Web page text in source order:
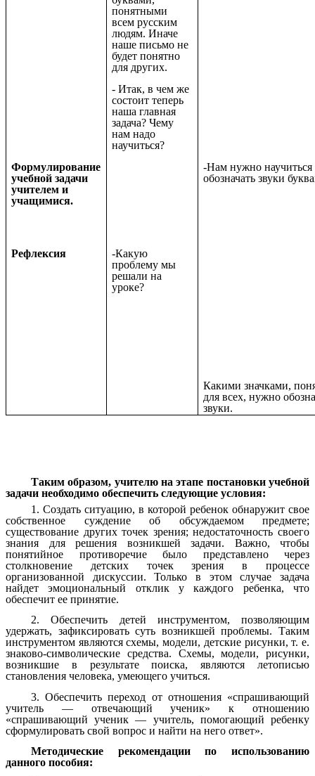
понятными
всем русским
людям. Иначе
наше письмо не
будет понятно
для других.
- Итак, в чем же
состоит теперь
наша главная
задача? Чему
нам надо
научиться?
Формулирование
учебной задачи
учителем и
учащимися.
-Нам нужно научиться
обозначать звуки
Рефлексия
-Какую
проблему мы
решали на
уроке?
Какими значками,
для всех, нужно
звуки.
Таким образом, учителю на этапе постановки учебной
задачи необходимо обеспечить следующие условия:
1. Создать ситуацию, в которой ребенок обнаружит свое
собственное суждение об обсуждаемом предмете;
существование других точек зрения; недостаточность своего
знания для решения возникшей задачи. Важно, чтобы
понятийное противоречие было представлено через
столкновение детских точек зрения в процессе
организованной дискуссии. Только в этом случае задача
найдет эмоциональный отклик у каждого ребенка, что
обеспечит ее принятие.
2. Обеспечить детей инструментом, позволяющим
удержать, зафиксировать суть возникшей проблемы. Таким
инструментом являются схемы, модели, детские рисунки, т. е.
знаково-символические средства. Схемы, модели, рисунки,
возникшие в результате поиска, являются летописью
становления человека, умеющего учиться.
3. Обеспечить переход от отношения «спрашивающий
учитель — отвечающий ученик» к отношению
«спрашивающий ученик — учитель, помогающий ребенку
сформулировать свой вопрос и найти на него ответ».
Методические рекомендации по использованию
данного пособия: